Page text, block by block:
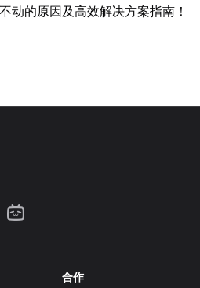
动的原因及高效解决方案指南！
合作